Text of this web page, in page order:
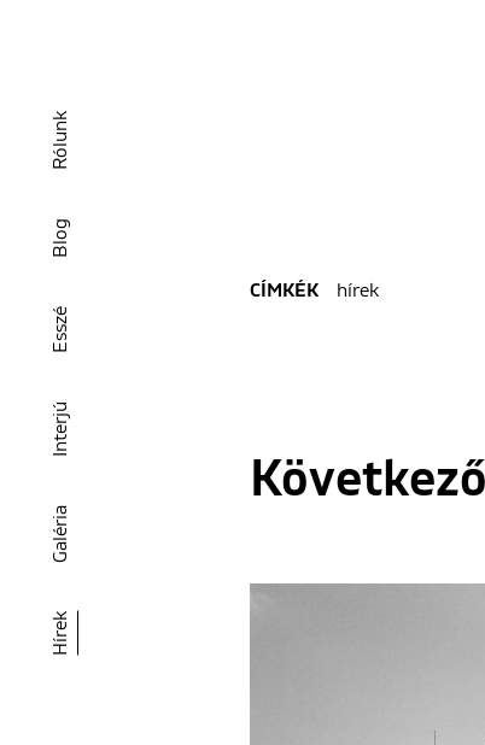
Hírek
Galéria
Interjú
Esszé
Blog
Rólunk
CÍMKÉK hírek
Következő